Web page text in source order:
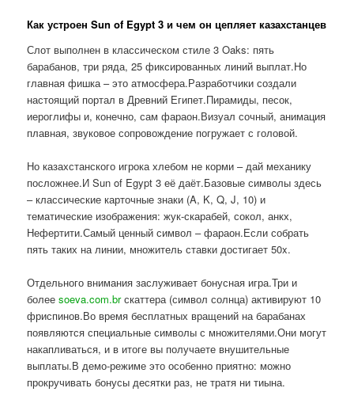
Как устроен Sun of Egypt 3 и чем он цепляет казахстанцев
Слот выполнен в классическом стиле 3 Oaks: пять
барабанов, три ряда, 25 фиксированных линий выплат.Но
главная фишка – это атмосфера.Разработчики создали
настоящий портал в Древний Египет.Пирамиды, песок,
иероглифы и, конечно, сам фараон.Визуал сочный, анимация
плавная, звуковое сопровождение погружает с головой.
Но казахстанского игрока хлебом не корми – дай механику
посложнее.И Sun of Egypt 3 её даёт.Базовые символы здесь
– классические карточные знаки (A, K, Q, J, 10) и
тематические изображения: жук-скарабей, сокол, анкх,
Нефертити.Самый ценный символ – фараон.Если собрать
пять таких на линии, множитель ставки достигает 50x.
Отдельного внимания заслуживает бонусная игра.Три и
болееsoeva.com.brскаттера (символ солнца) активируют 10
фриспинов.Во время бесплатных вращений на барабанах
появляются специальные символы с множителями.Они могут
накапливаться, и в итоге вы получаете внушительные
выплаты.В демо-режиме это особенно приятно: можно
прокручивать бонусы десятки раз, не тратя ни тиына.